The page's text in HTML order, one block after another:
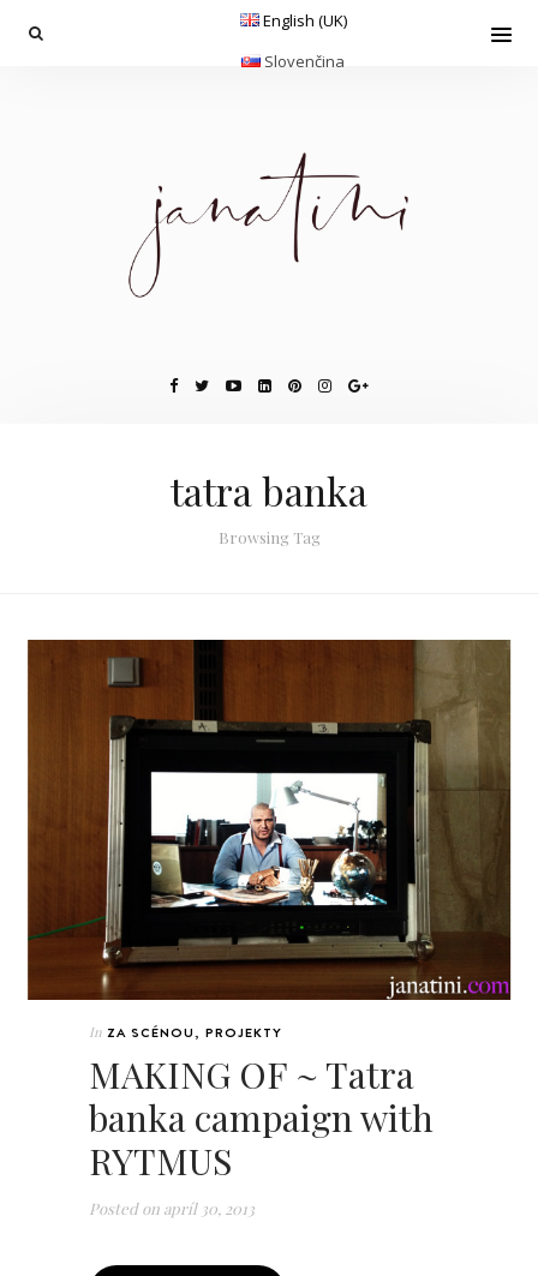
English (UK)
Slovenčina
tatra banka
Browsing Tag
In ZA SCÉNOU, PROJEKTY
MAKING OF ~ Tatra
banka campaign with
RYTMUS
Posted on apríl 30, 2013